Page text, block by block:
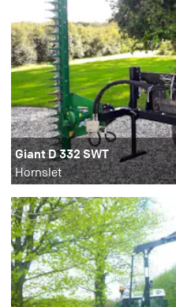
Giant D 332 SWT
Hornslet